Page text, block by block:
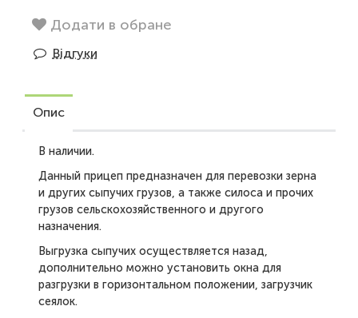
Додати в обране
Відгуки
Опис
В наличии.
Данный прицеп предназначен для перевозки зерна
и других сыпучих грузов, а также силоса и прочих
грузов сельскохозяйственного и другого
назначения.
Выгрузка сыпучих осуществляется назад,
дополнительно можно установить окна для
разгрузки в горизонтальном положении, загрузчик
сеялок.